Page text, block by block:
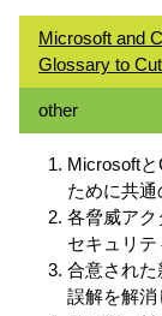
Microsoft and
Glossary to
other
Microsoft
ために共通
各脅威ア
セキュリテ
合意され
誤解を解消